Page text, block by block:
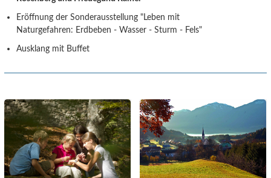
Eröffnung der Sonderausstellung "Leben mit
Naturgefahren: Erdbeben - Wasser - Sturm - Fels"
Ausklang mit Buffet